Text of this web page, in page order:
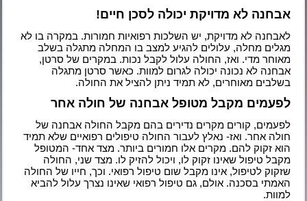
אבחנה לא מדויקת יכולה לסכן חיים!
לאבחנה לא מדויקת, יש השלכות רפואיות חמורות. במקרה בו לא
מגלים מחלה, עלולים להגיע למצב בו המחלה מתגלה בשלב
מאוחר מדי. ואז, החולה עלול לקבל נכות. במקרים של סרטן,
אבחנה לא נכונה יכולה לגרום למוות. כאשר סרטן מתגלה
בשלבים מאוחרים, לא תמיד ניתן להציל את החולה.
לפעמים מקבל מטופל אבחנה של חולה אחר
לפעמים, קורים מקרים נדירים בהם מקבל החולה אבחנה של
חולה אחר. ואז- נאלץ לעבור החולה טיפולים רפואיים שלא תמיד
הוא זקוק להם. מקרים אלו חמורים ביותר. מצד אחד- המטופל
מקבל טיפול שאינו זקוק לו, ויכול להזיק לו. מצד שני, החולה
שזקוק לטיפול, אינו מקבל שום טיפול רפואי. וכך, חייו של החולה
האמתי בסכנה. אולם, גם טיפול רפואי שאינו נצרך עלול להביא
למוות.